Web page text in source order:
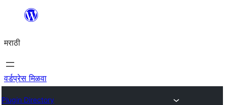
सामुग्रीवर
मराठी
वर्डप्रेस मिळवा
Plugin Directory